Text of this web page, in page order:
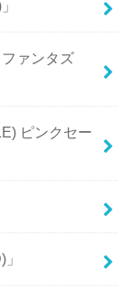
ァンタズ
ピンクセー